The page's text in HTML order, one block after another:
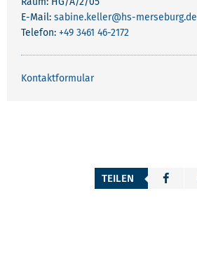
E-Mail: sabine.keller@hs-merseburg.de
Telefon: +49 3461 46-2172
Kontaktformular
TEILEN